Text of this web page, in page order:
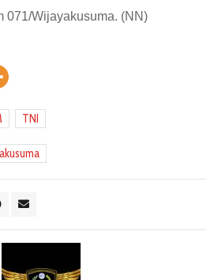
071/Wijayakusuma. (NN)
TNI